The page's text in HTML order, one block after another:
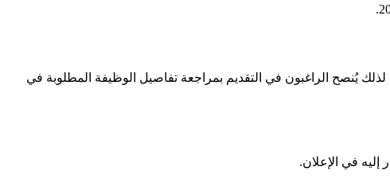
يُنصح الراغبون في التقديم بمراجعة تفاصيل الوظيفة المطلوبة في
في الإعلان.